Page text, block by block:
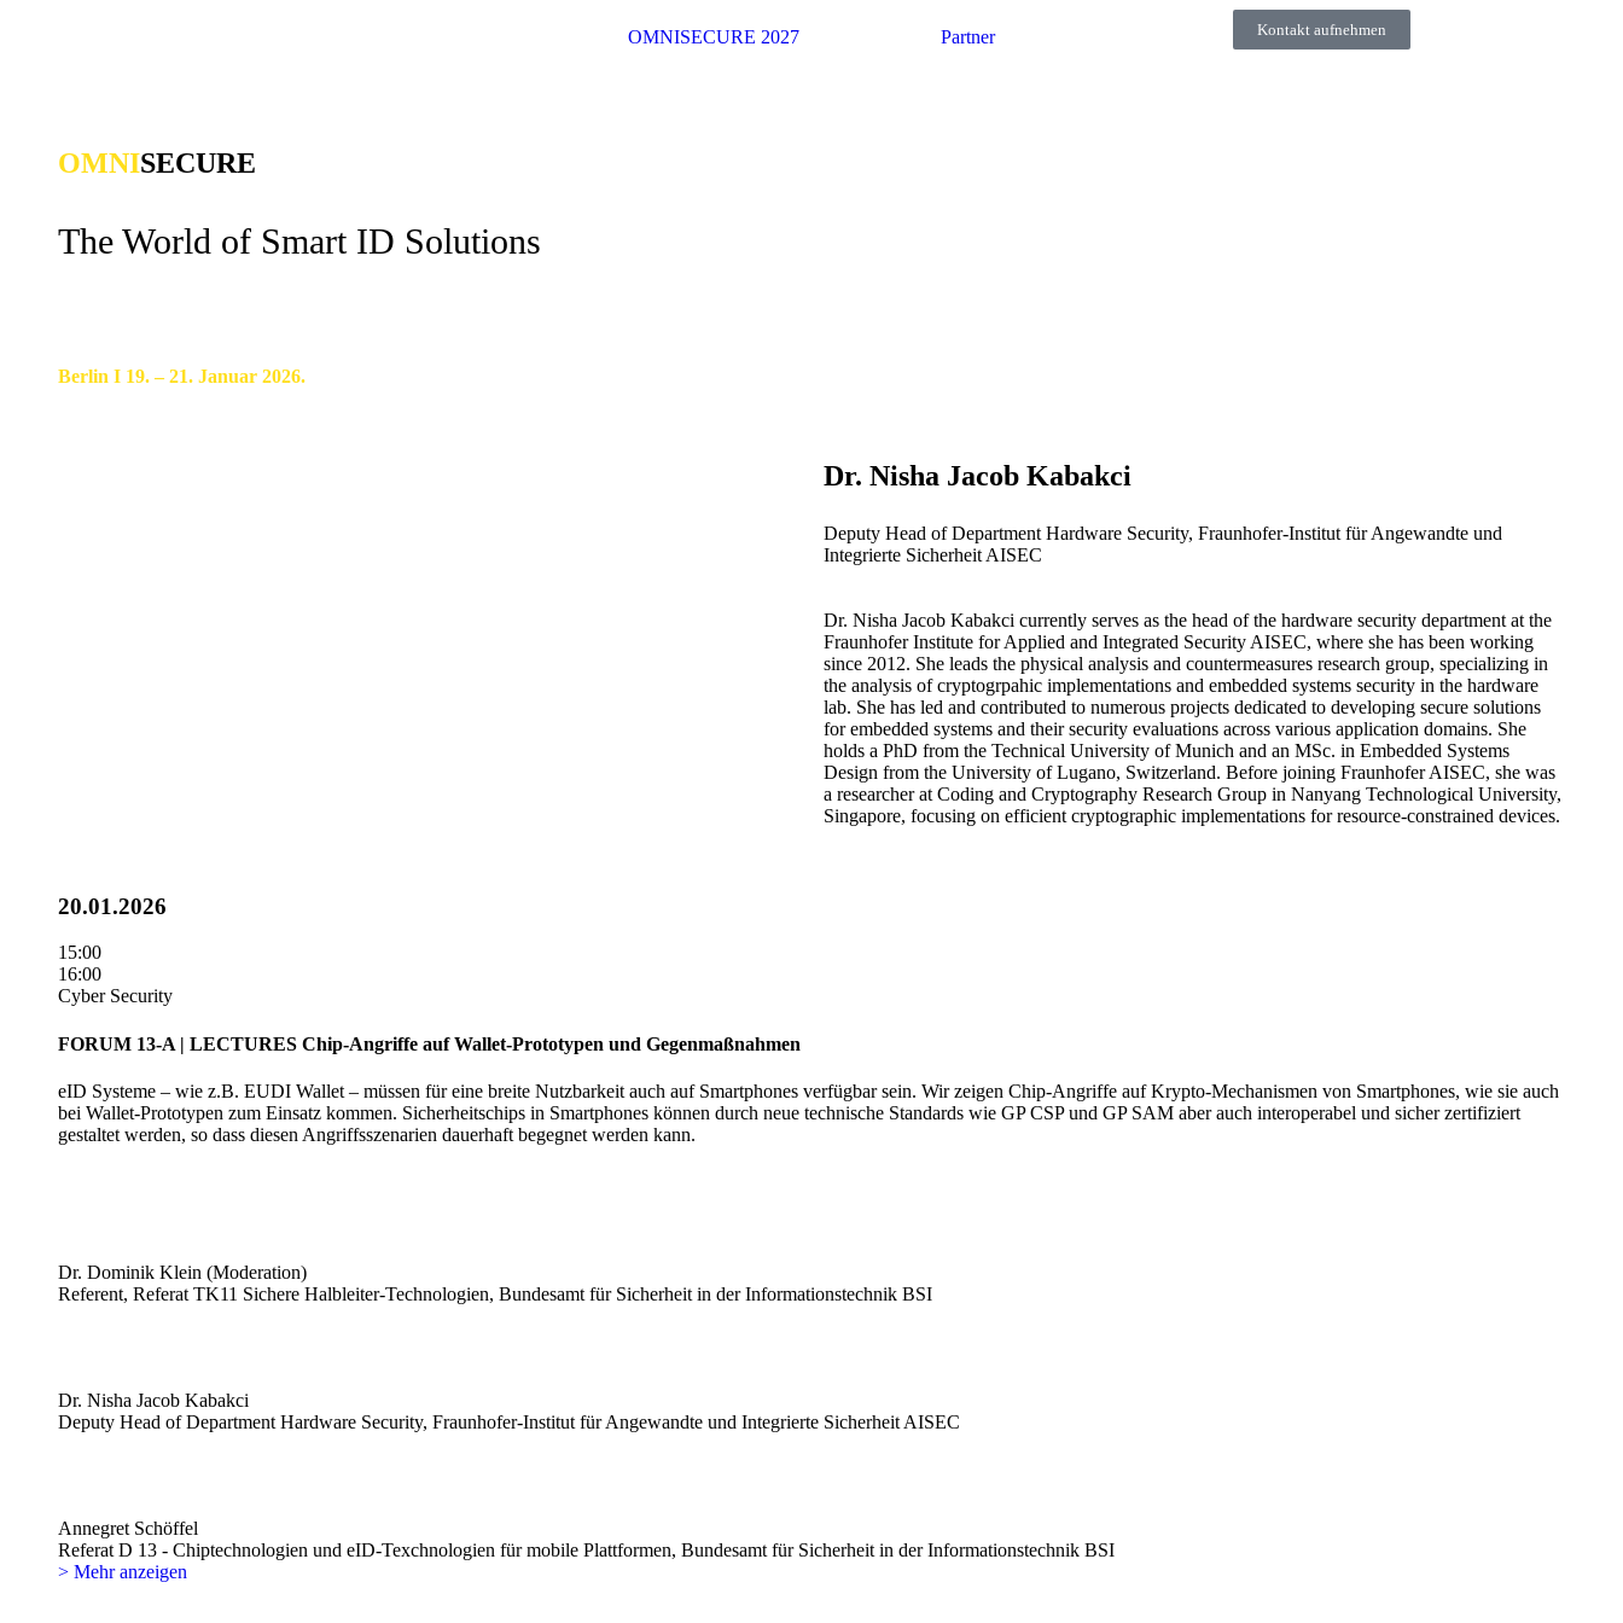
OMNISECURE 2027 Partner Kontakt aufnehmen
OMNISECURE
The World of Smart ID Solutions
Berlin I 19. – 21. Januar 2026.
Dr. Nisha Jacob Kabakci
Deputy Head of Department Hardware Security, Fraunhofer-Institut für Angewandte und
Integrierte Sicherheit AISEC
Dr. Nisha Jacob Kabakci currently serves as the head of the hardware security department at the
Fraunhofer Institute for Applied and Integrated Security AISEC, where she has been working
since 2012. She leads the physical analysis and countermeasures research group, specializing in
the analysis of cryptogrpahic implementations and embedded systems security in the hardware
lab. She has led and contributed to numerous projects dedicated to developing secure solutions
for embedded systems and their security evaluations across various application domains. She
holds a PhD from the Technical University of Munich and an MSc. in Embedded Systems
Design from the University of Lugano, Switzerland. Before joining Fraunhofer AISEC, she was
a researcher at Coding and Cryptography Research Group in Nanyang Technological University,
Singapore, focusing on efficient cryptographic implementations for resource-constrained devices.
20.01.2026
15:00
16:00
Cyber Security
FORUM 13-A | LECTURES Chip-Angriffe auf Wallet-Prototypen und Gegenmaßnahmen
eID Systeme – wie z.B. EUDI Wallet – müssen für eine breite Nutzbarkeit auch auf Smartphones verfügbar sein. Wir zeigen Chip-Angriffe auf Krypto-Mechanismen von Smartphones, wie sie auch
bei Wallet-Prototypen zum Einsatz kommen. Sicherheitschips in Smartphones können durch neue technische Standards wie GP CSP und GP SAM aber auch interoperabel und sicher zertifiziert
gestaltet werden, so dass diesen Angriffsszenarien dauerhaft begegnet werden kann.
Dr. Dominik Klein (Moderation)
Referent, Referat TK11 Sichere Halbleiter-Technologien, Bundesamt für Sicherheit in der Informationstechnik BSI
Dr. Nisha Jacob Kabakci
Deputy Head of Department Hardware Security, Fraunhofer-Institut für Angewandte und Integrierte Sicherheit AISEC
Annegret Schöffel
Referat D 13 - Chiptechnologien und eID-Texchnologien für mobile Plattformen, Bundesamt für Sicherheit in der Informationstechnik BSI
> Mehr anzeigen